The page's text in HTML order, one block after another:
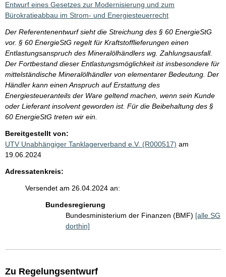
Entwurf eines Gesetzes zur Modernisierung und zum
Bürokratieabbau im Strom- und Energiesteuerrecht
Der Referentenentwurf sieht die Streichung des § 60 EnergieStG
vor. § 60 EnergieStG regelt für Kraftstofflieferungen einen
Entlastungsanspruch des Mineralölhändlers wg. Zahlungsausfall.
Der Fortbestand dieser Entlastungsmöglichkeit ist insbesondere für
mittelständische Mineralölhändler von elementarer Bedeutung. Der
Händler kann einen Anspruch auf Erstattung des
Energiesteueranteils der Ware geltend machen, wenn sein Kunde
oder Lieferant insolvent geworden ist. Für die Beibehaltung des §
60 EnergieStG treten wir ein.
Bereitgestellt von:
UTV Unabhängiger Tanklagerverband e.V. (R000517) am
19.06.2024
Adressatenkreis:
Versendet am 26.04.2024 an:
Bundesregierung
Bundesministerium der Finanzen (BMF) [alle SG
dorthin]
Zu Regelungsentwurf